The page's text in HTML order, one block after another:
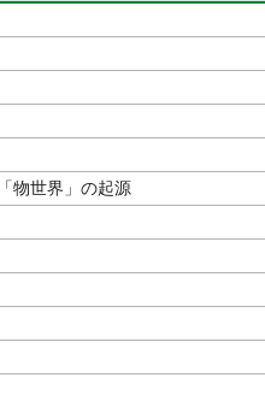
物世界」の起源